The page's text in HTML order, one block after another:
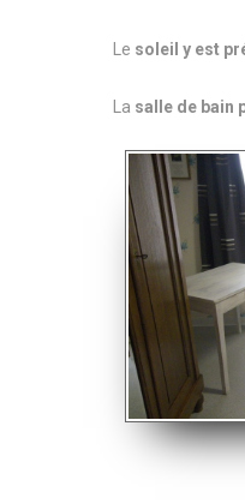
Le soleil y est
La salle de bain